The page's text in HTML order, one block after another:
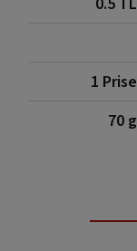
1 Prise
70 g